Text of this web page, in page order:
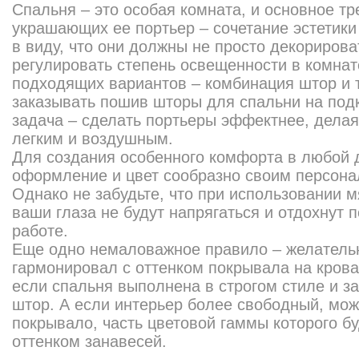
Спальня – это особая комната, и основное
украшающих ее портьер – сочетание
в виду, что они должны не просто
регулировать степень освещенности в
подходящих вариантов – комбинация штор и
заказывать пошив шторы для спальни на
задача – сделать портьеры эффектнее,
легким и воздушным.
Для создания особенного комфорта в любой
оформление и цвет сообразно своим
Однако не забудьте, что при использовании
ваши глаза не будут напрягаться и отдохнут
работе.
Еще одно немаловажное правило –
гармонировал с оттенком покрывала на
если спальня выполнена в строгом стиле и
штор. А если интерьер более свободный,
покрывало, часть цветовой гаммы которого
оттенком занавесей.